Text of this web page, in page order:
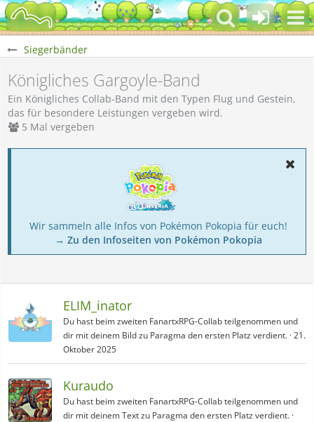
Siegerbänder
Königliches Gargoyle-Band
Ein Königliches Collab-Band mit den Typen Flug und Gestein,
das für besondere Leistungen vergeben wird.
5 Mal vergeben
Wir sammeln alle Infos von Pokémon Pokopia für euch!
→ Zu den Infoseiten von Pokémon Pokopia
ELIM_inator
Du hast beim zweiten FanartxRPG-Collab teilgenommen und
dir mit deinem Bild zu Paragma den ersten Platz verdient. 21.
Oktober 2025
Kuraudo
Du hast beim zweiten FanartxRPG-Collab teilgenommen und
dir mit deinem Text zu Paragma den ersten Platz verdient.